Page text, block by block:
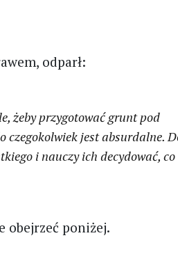
odparł:
żeby przygotować grunt pod
czegokolwiek jest absurdalne.
i nauczy ich decydować, co
obejrzeć poniżej.